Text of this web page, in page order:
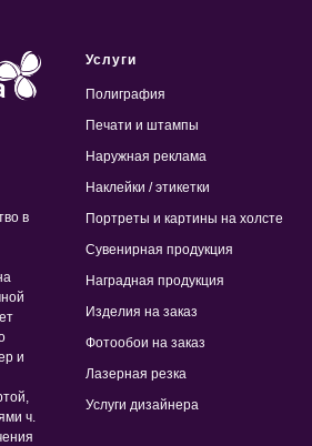
в
и
ч.
Услуги
Полиграфия
Печати и штампы
Наружная реклама
Наклейки / этикетки
Портреты и картины на холсте
Сувенирная продукция
Наградная продукция
Изделия на заказ
Фотообои на заказ
Лазерная резка
Услуги дизайнера